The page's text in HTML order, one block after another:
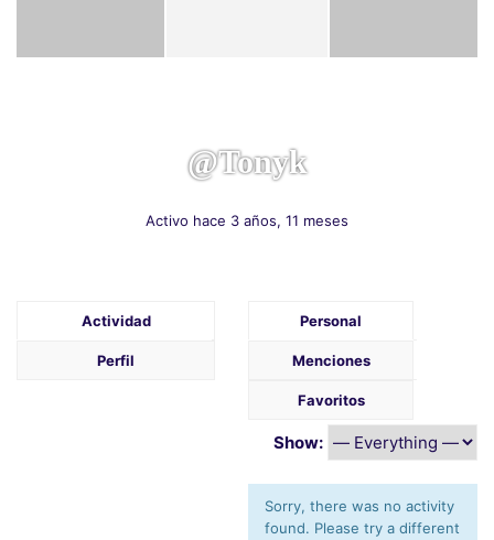
@tonyk
Activo hace 3 años, 11 meses
Actividad
Perfil
Personal
Menciones
Favoritos
Show:
Sorry, there was no activity
found. Please try a different